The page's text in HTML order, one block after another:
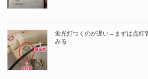
蛍光灯つくのが遅い→まずは点灯
みる